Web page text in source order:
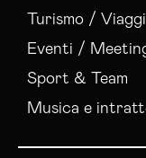
Turismo / Viaggi
Eventi /
Sport & Team
Musica e